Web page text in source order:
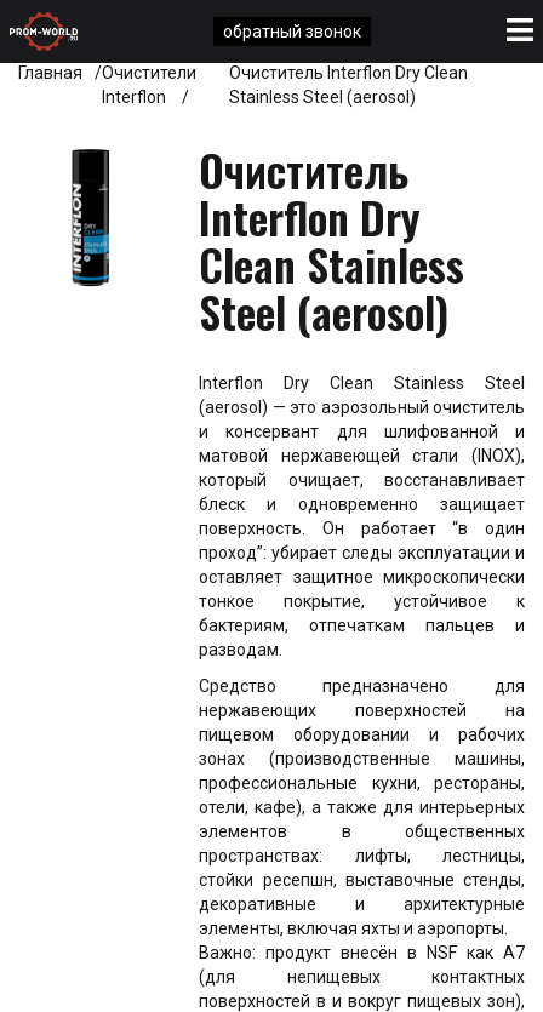
Главная
Очистители
Interflon
Очиститель Interflon Dry Clean
Stainless Steel (aerosol)
Очиститель
Interflon Dry
Clean Stainless
Steel (aerosol)
Interflon Dry Clean Stainless Steel
(aerosol) — это аэрозольный очиститель
и консервант для шлифованной и
матовой нержавеющей стали (INOX),
который очищает, восстанавливает
блеск и одновременно защищает
поверхность. Он работает “в один
проход”: убирает следы эксплуатации и
оставляет защитное микроскопически
тонкое покрытие, устойчивое к
бактериям, отпечаткам пальцев и
разводам.
Средство предназначено для
нержавеющих поверхностей на
пищевом оборудовании и рабочих
зонах (производственные машины,
профессиональные кухни, рестораны,
отели, кафе), а также для интерьерных
элементов в общественных
пространствах: лифты, лестницы,
стойки ресепшн, выставочные стенды,
декоративные и архитектурные
элементы, включая яхты и аэропорты.
Важно: продукт внесён в NSF как A7
(для непищевых контактных
поверхностей в и вокруг пищевых зон),
обратный звонок